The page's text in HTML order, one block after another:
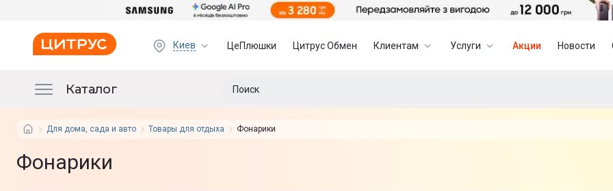
Киев ЦеПлюшки Цитрус Обмен Клиентам Услуги Акции Новости
Каталог
Для дома, сада и авто Товары для отдыха Фонарики
Фонарики